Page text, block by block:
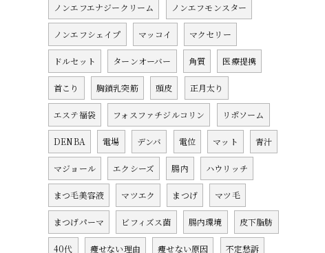
ノンエフエナジークリーム ノンエフモンスター
ノンエフシェイプ マッコイ マクセリー
ドルセット ターンオーバー 角質 医療提携
首こり 胸鎖乳突筋 頭皮 正月太り
エステ福袋 フォスファチジルコリン リポソーム
DENBA 電場 デンバ 電位 マット 青汁
マジョール エクシーズ 腸内 ハウリッチ
まつ毛美容液 マツエク まつげ マツ毛
まつげパーマ ビフィズス菌 腸内環境 皮下脂肪
40代 痩せない理由 痩せない原因 不定愁訴